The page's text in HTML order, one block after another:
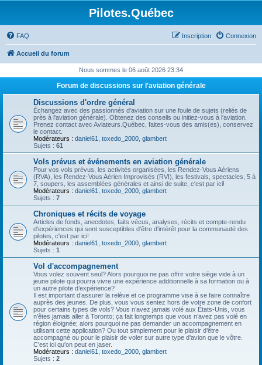
Pilotes.Québec
FAQ Connexion
Inscription
Accueil du forum
Nous sommes le 06 août 2026 23:34
Forum de discussions sur l'aviation générale
Discussions d'ordre général
Échangez avec des passionnés d'aviation sur une foule de sujets (reliés de
près à l'aviation générale). Obtenez des conseils ou initiez-vous à l'aviation.
Prenez contact avec Aviateurs.Québec, faites-vous des amis(es), conservez
le contact.
Modérateurs : daniel61 toxedo_2000 glambert
Sujets : 61
Vols prévus et événements en aviation générale
Pour vos vols prévus, les activités organisées, les Rendez-Vous Aériens
(RVA), les Rendez-Vous Aérien Improvisés (RVI), les festivals, spectacles, 5 à
7, soupers, les assemblées générales et ainsi de suite, c'est par ici!
Modérateurs : daniel61 toxedo_2000 glambert
Sujets : 7
Chroniques et récits de voyage
Articles de fonds, anecdotes, faits vécus, analyses, récits et compte-rendu
d'expériences qui sont susceptibles d'être d'intérêt pour la communauté des
pilotes, c'est par ici!
Modérateurs : daniel61 toxedo_2000 glambert
Sujets : 1
Vol d'accompagnement
Vous volez souvent seul? Alors pourquoi ne pas offrir votre siège vide à un
jeune pilote qui pourra vivre une expérience additionnelle à sa formation ou à
un autre pilote d’expérience?
Il est important d’assurer la relève et ce programme vise à se faire connaître
auprès des jeunes. De plus, vous vous sentez hors de votre zone de confort
pour certains types de vols? Vous n’avez jamais volé aux États-Unis, vous
n’êtes jamais aller à Toronto; ça fait longtemps que vous n’avez pas volé en
région éloignée; alors pourquoi ne pas demander un accompagnement en
utilisant cette application? Ou tout simplement pour le plaisir d’être
accompagné ou pour le plaisir de voler sur autre type d’avion que le vôtre.
C'est ici qu'on peut en jaser.
Modérateurs : daniel61 toxedo_2000 glambert
Sujets : 2